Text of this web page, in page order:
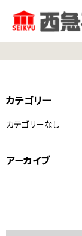
カテゴリー
カテゴリーなし
アーカイブ